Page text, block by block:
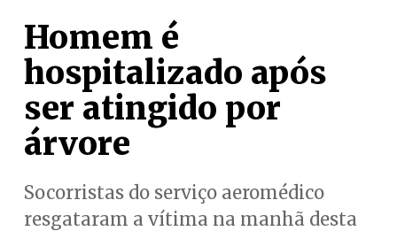
Homem é
hospitalizado após
ser atingido por
árvore
Socorristas do serviço aeromédico
resgataram a vítima na manhã desta